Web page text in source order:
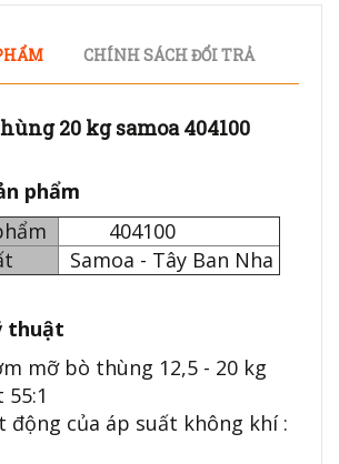
CHÍNH SÁCH ĐỔI TRẢ
20 kg samoa 404100
phẩm
404100
Samoa - Tây Ban Nha
thuật
mỡ bò thùng 12,5 - 20 kg
động của áp suất không khí :